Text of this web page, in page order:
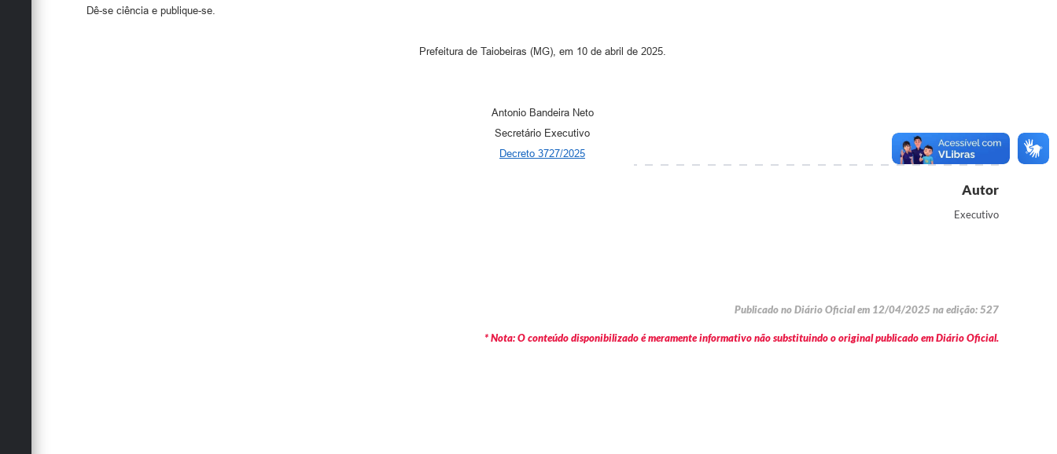
Dê-se ciência e publique-se.
Prefeitura de Taiobeiras (MG), em 10 de abril de 2025.
Antonio Bandeira Neto
Secretário Executivo
Decreto 3727/2025
Autor
Executivo
Publicado no Diário Oficial em 12/04/2025 na edição: 527
* Nota: O conteúdo disponibilizado é meramente informativo não substituindo o original publicado em Diário Oficial.